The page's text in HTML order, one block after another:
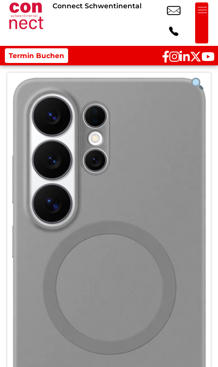
Connect Schwentinental
Termin Buchen